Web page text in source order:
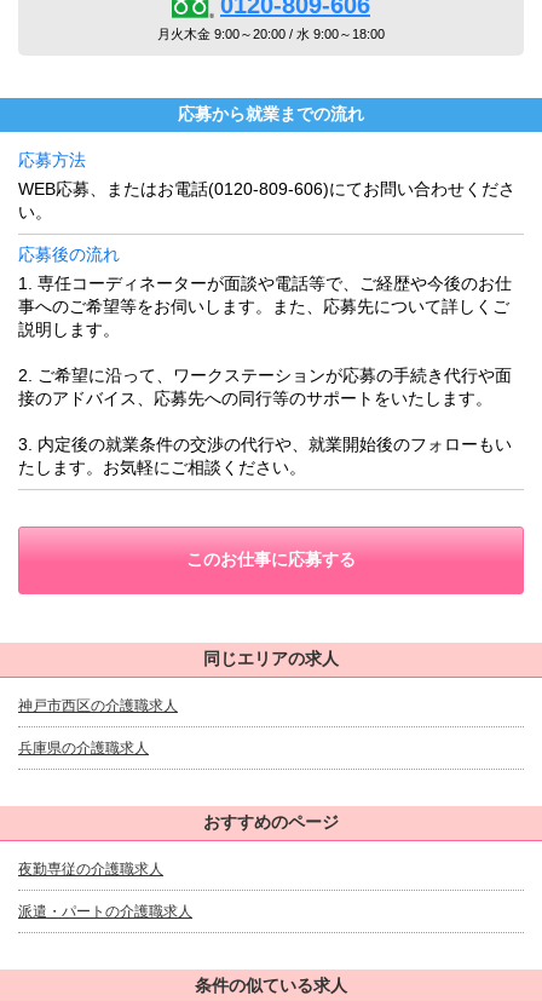
月火木金 9:00～20:00 / 水 9:00～18:00
応募から就業までの流れ
応募方法
WEB応募、またはお電話(0120-809-606)にてお問い合わせくださ
い。
応募後の流れ
1. 専任コーディネーターが面談や電話等で、ご経歴や今後のお仕
事へのご希望等をお伺いします。また、応募先について詳しくご
説明します。
2. ご希望に沿って、ワークステーションが応募の手続き代行や面
接のアドバイス、応募先への同行等のサポートをいたします。
3. 内定後の就業条件の交渉の代行や、就業開始後のフォローもい
たします。お気軽にご相談ください。
このお仕事に応募する
同じエリアの求人
神戸市西区の介護職求人
兵庫県の介護職求人
おすすめのページ
夜勤専従の介護職求人
派遣・パートの介護職求人
条件の似ている求人